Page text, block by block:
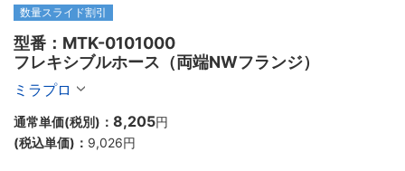
数量スライド割引
型番：MTK-0101000
フレキシブルホース（両端NWフランジ）
ミラプロ
通常単価(税別)： 8,205円
(税込単価)： 9,026円